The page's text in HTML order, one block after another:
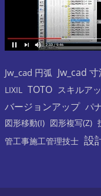
Jw_cad 円弧 Jw_cad
LIXIL TOTO スキルア
バージョンアップ パ
図形移動(I) 図形複写(Z)
管工事施工管理技士 設